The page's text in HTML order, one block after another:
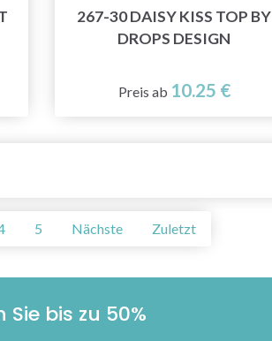
267-30 DAISY KISS TOP BY
DROPS DESIGN
Preis ab 10.25 €
5 Nächste Zuletzt
Sie bis zu 50%